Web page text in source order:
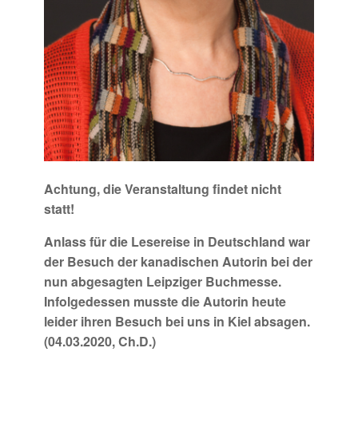
Achtung, die Veranstaltung findet nicht
statt!
Anlass für die Lesereise in Deutschland war
der Besuch der kanadischen Autorin bei der
nun abgesagten Leipziger Buchmesse.
Infolgedessen musste die Autorin heute
leider ihren Besuch bei uns in Kiel absagen.
(04.03.2020, Ch.D.)